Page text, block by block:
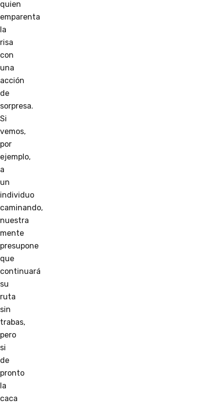
quien
emparenta
la
risa
con
una
acción
de
sorpresa.
Si
vemos,
por
ejemplo,
a
un
individuo
caminando,
nuestra
mente
presupone
que
continuará
su
ruta
sin
trabas,
pero
si
de
pronto
la
caca